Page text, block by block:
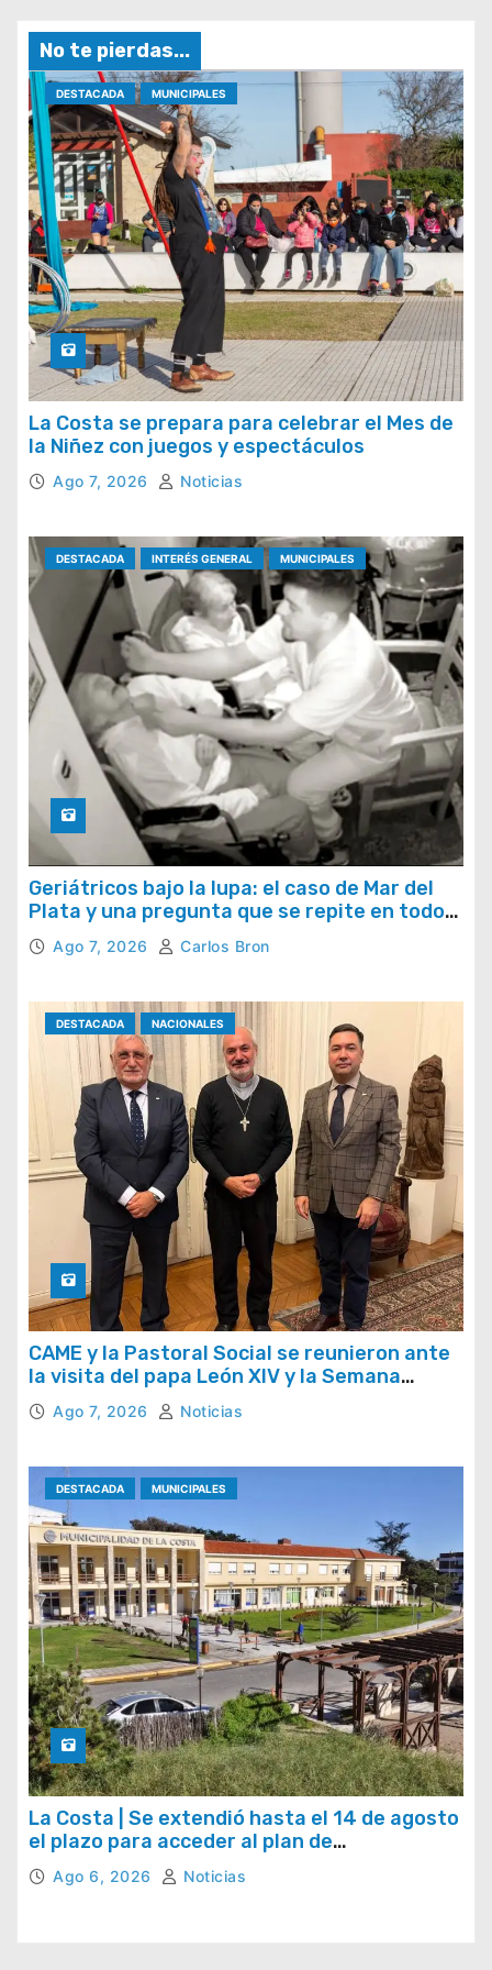
No te pierdas...
DESTACADA MUNICIPALES
La Costa se prepara para celebrar el Mes de
la Niñez con juegos y espectáculos
Ago 7, 2026 Noticias
DESTACADA INTERÉS GENERAL MUNICIPALES
Geriátricos bajo la lupa: el caso de Mar del
Plata y una pregunta que se repite en todo
el país
Ago 7, 2026 Carlos Bron
DESTACADA NACIONALES
CAME y la Pastoral Social se reunieron ante
la visita del papa León XIV y la Semana
Social 2026
Ago 7, 2026 Noticias
DESTACADA MUNICIPALES
La Costa | Se extendió hasta el 14 de agosto
el plazo para acceder al plan de
regularización de tasas municipales
Ago 6, 2026 Noticias